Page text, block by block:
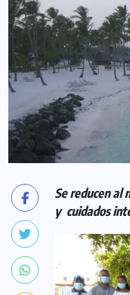
Se reducen al
y cuidados